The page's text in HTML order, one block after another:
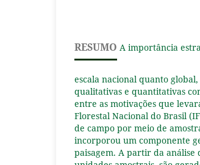
RESUMO A importância
escala nacional quanto
qualitativas e quantitativas
entre as motivações que
Florestal Nacional do Brasil
de campo por meio de
incorporou um componente
paisagem. A partir da análise